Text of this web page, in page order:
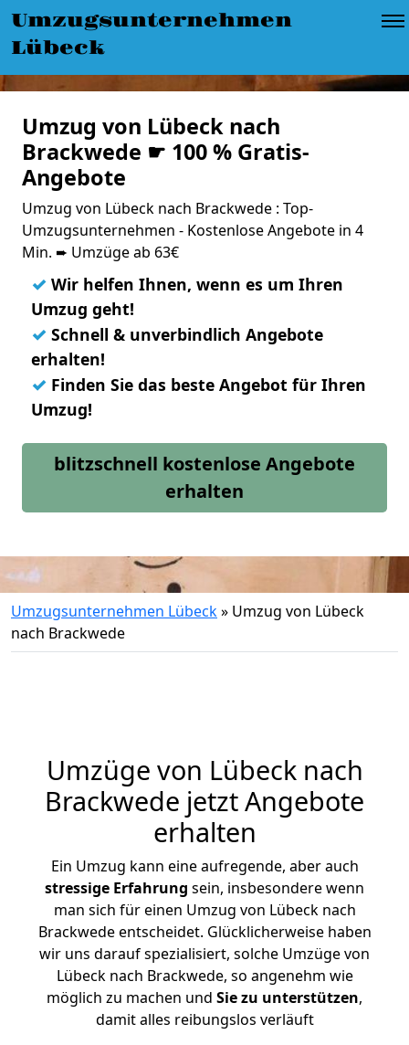
Umzugsunternehmen
Lübeck
Umzug von Lübeck nach
Brackwede ☛ 100 % Gratis-
Angebote
Umzug von Lübeck nach Brackwede : Top-
Umzugsunternehmen - Kostenlose Angebote in 4
Min. ➨ Umzüge ab 63€
✓ Wir helfen Ihnen, wenn es um Ihren
Umzug geht!
✓ Schnell & unverbindlich Angebote
erhalten!
✓ Finden Sie das beste Angebot für Ihren
Umzug!
blitzschnell kostenlose Angebote
erhalten
Umzugsunternehmen Lübeck» Umzug von Lübeck
nach Brackwede
Umzüge von Lübeck nach
Brackwede jetzt Angebote
erhalten
Ein Umzug kann eine aufregende, aber auch
stressige Erfahrung sein, insbesondere wenn
man sich für einen Umzug von Lübeck nach
Brackwede entscheidet. Glücklicherweise haben
wir uns darauf spezialisiert, solche Umzüge von
Lübeck nach Brackwede, so angenehm wie
möglich zu machen und Sie zu unterstützen,
damit alles reibungslos verläuft